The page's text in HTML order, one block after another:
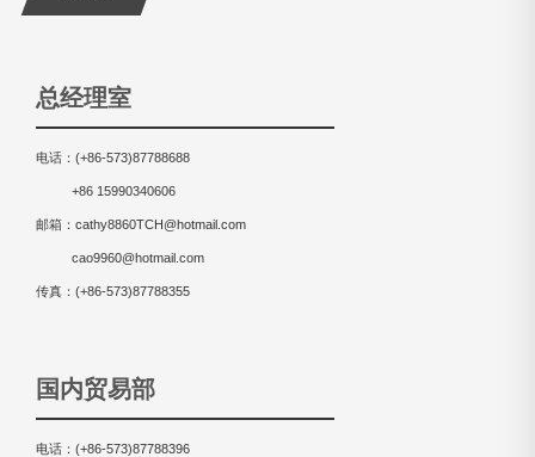
总经理室
电话：(+86-573)87788688
+86 15990340606
邮箱：cathy8860TCH@hotmail.com
cao9960@hotmail.com
传真：(+86-573)87788355
国内贸易部
电话：(+86-573)87788396